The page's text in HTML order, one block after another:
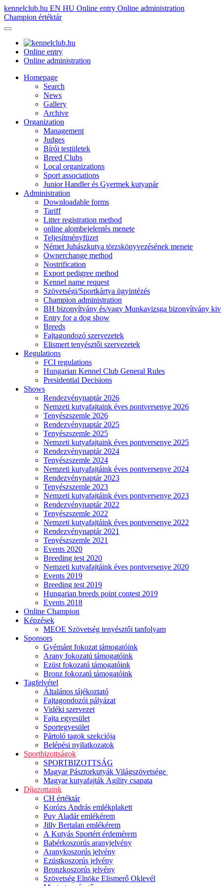
kennelclub.hu EN HU Online entry Online administration
Champion értéktár
Online entry
Online administration
Homepage
Search
News
Gallery
Archive
Organization
Management
Judges
Bírói testületek
Breed Clubs
Local organizations
Sport associations
Junior Handler és Gyermek kutyapár
Administration
Downloadable forms
Tariff
Litter registration method
online alombejelentés menete
Teljesítményfüzet
Német Juhászkutya törzskönyvezésének menete
Ownerchange method
Nostrification
Export pedigree method
Kennel name request
Szövetségi/Sportkártya ügyintézés
Champion administration
BH bizonyítvány és/vagy Munkavizsga bizonyítvány
Entry for a dog show
Breeds
Fajtagondozó szervezetek
Elismert tenyésztői szervezetek
Regulations
FCI regulations
Hungarian Kennel Club General Rules
Presidential Decisions
Shows
Rendezvénynaptár 2026
Nemzeti kutyafajtaink éves pontversenye 2026
Tenyészszemle 2026
Rendezvénynaptár 2025
Tenyészszemle 2025
Nemzeti kutyafajtaink éves pontversenye 2025
Rendezvénynaptár 2024
Tenyészszemle 2024
Nemzeti kutyafajtáink éves pontversenye 2024
Rendezvénynaptár 2023
Tenyészszemle 2023
Nemzeti kutyafajtáink éves pontversenye 2023
Rendezvénynaptár 2022
Tenyészszemle 2022
Nemzeti kutyafajtáink éves pontversenye 2022
Rendezvénynaptár 2021
Tenyészszemle 2021
Events 2020
Breeding test 2020
Nemzeti kutyafajtáink éves pontversenye 2020
Events 2019
Breeding test 2019
Hungarian breeds point contest 2019
Events 2018
Online Champion
Képzések
MEOE Szövetség tenyésztői tanfolyam
Sponsors
Gyémánt fokozat támogatóink
Arany fokozatú támogatóink
Ezüst fokozatú támogatóink
Bronz fokozatú támogatóink
Tagfelvétel
Általános tájékoztató
Fajtagondozói pályázat
Vidéki szervezet
Fajta egyesület
Sportegyesület
Pártoló tagok szekciója
Belépési nyilatkozatok
Sportbizottságok
SPORTBIZOTTSÁG
Magyar Pásztorkutyák Világszövetsége
Magyar kutyafajták Agility csapata
Díjazottaink
CH értéktár
Korózs András emlékplakett
Puy Aladár emlékérem
Jilly Bertalan emlékérem
A Kutyás Sportért érdemérem
Babérkoszorús aranyjelvény
Aranykoszorús jelvény
Ezüstkoszorús jelvény
Bronzkoszorús jelvény
Szövetség Elnöke Elismerő Oklevél